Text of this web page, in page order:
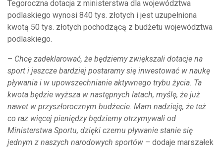
Tegoroczna dotacja z ministerstwa dla województwa
podlaskiego wynosi 840 tys. złotych i jest uzupełniona
kwotą 50 tys. złotych pochodzącą z budżetu województwa
podlaskiego.
– Chcę zadeklarować, że będziemy zwiększali dotacje na
sport i jeszcze bardziej postaramy się inwestować w naukę
pływania i w upowszechnianie aktywnego trybu życia. Ta
kwota będzie wyższa w następnych latach, myślę, że już
nawet w przyszłorocznym budżecie. Mam nadzieję, że też
co raz więcej pieniędzy będziemy otrzymywali od
Ministerstwa Sportu, dzięki czemu pływanie stanie się
jednym z naszych narodowych sportów – dodaje marszałek